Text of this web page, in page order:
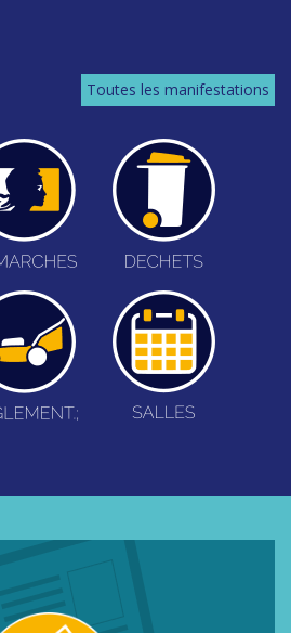
Toutes les manifestations